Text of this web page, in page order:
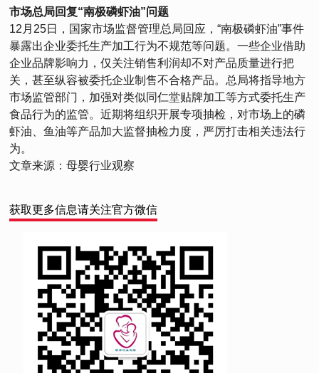
市场总局回复“南极磷虾油”问题
12月25日，国家市场监督管理总局回应，“南极磷虾油”事件
暴露出企业委托生产加工行为不规范等问题。一些企业借助
企业品牌影响力，仅关注销售利润却不对产品质量进行把
关，甚至纵容被委托企业制售不合格产品。总局将指导地方
市场监管部门，加强对类似同仁堂贴牌加工等方式委托生产
食品行为的监管。近期将组织开展专项抽检，对市场上的磷
虾油、鱼油等产品加大监督抽检力度，严厉打击相关违法行
为。
文章来源：母婴行业观察
获取更多信息请关注官方微信